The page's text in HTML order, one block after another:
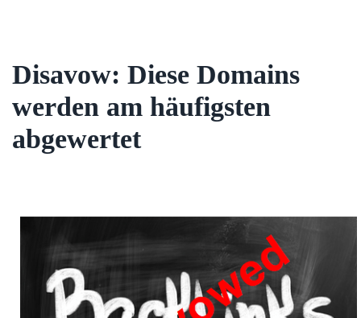
Disavow: Diese Domains
werden am häufigsten
abgewertet